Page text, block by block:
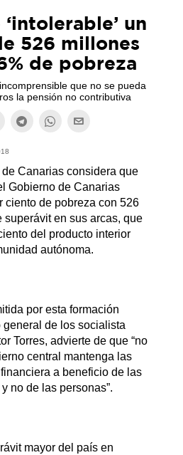
‘intolerable’ un
526 millones
de pobreza
que no se pueda
la pensión no contributiva
Canarias considera que
Gobierno de Canarias
ciento de pobreza con 526
superávit en sus arcas, que
del producto interior
autónoma.
por esta formación
de los socialista
Torres, advierte de que “no
central mantenga las
a beneficio de las
no de las personas”.
mayor del país en